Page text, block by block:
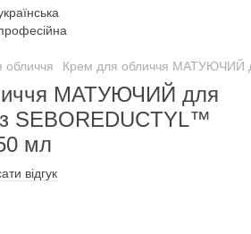
обличчя Крем для обличчя МАТУЮЧИЙ
МАТУЮЧИЙ для
SEBOREDUCTYL™
мл
відгук